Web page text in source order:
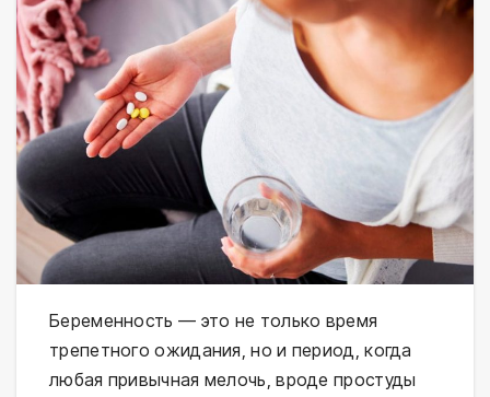
Беременность — это не только время
трепетного ожидания, но и период, когда
любая привычная мелочь, вроде простуды